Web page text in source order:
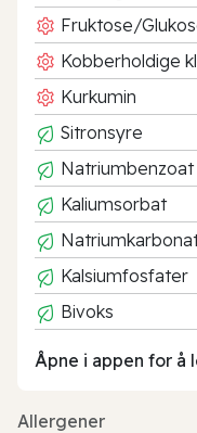
Fruktose/
Kobberholdige
Kurkumin
Sitronsyre
Natriumbenzoat
Kaliumsorbat
Kalsiumfosfater
Bivoks
Åpne i appen for å
Allergener